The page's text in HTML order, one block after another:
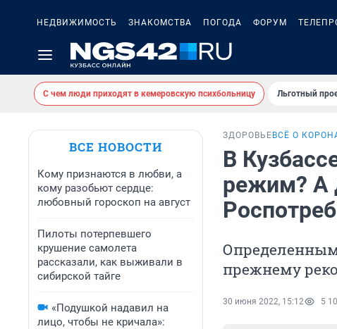
НЕДВИЖИМОСТЬ ЗНАКОМСТВА ПОГОДА ФОРУМ
С чем люди приходят в кемеровскую психбольницу Льготный
ВСЕ НОВОСТИ
Кому признаются в любви, а
кому разобьют сердце:
любовный гороскоп на август
Пилоты потерпевшего
крушение самолета
рассказали, как выживали в
сибирской тайге
«Подушкой надавил на
лицо, чтобы не кричала»:
ЗДОРОВЬЕ ВСЁ О
В
режим? А
прежнему
30 июня 2022, 15:12 5